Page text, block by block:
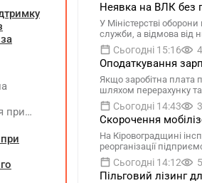
Неявка на ВЛК без
У Міністерстві
служби, а відмова від
Сьогодні 15:16
Оподаткування
Якщо заробітна плата
шляхом перерахунку
Сьогодні 14:43
Скорочення
На Кіровоградщині
реорганізації
Сьогодні 14:12
Пільговий лізинг
при
для